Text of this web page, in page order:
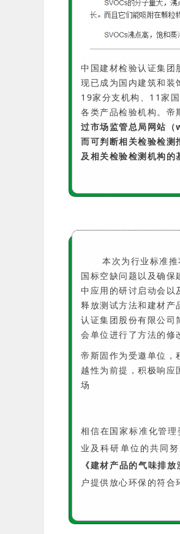
中国建材检验认证集团
现已成为国内建筑和装
19家分支机构、11家
各类产品检验机构。帝
过市场监管总局网站
而可判断相关检验检
及相关检验检测机构的
本次为行业标准
国标空缺问题以及确保
中应用的研讨启动会以
释放测试方法和建材产
认证集团股份有限公司
会单位进行了方法的修
帝斯固作为受邀单位，
越性为前提，积极响应
场
相信在国家标准化管
业及科研单位的共同努
《建材产品的气味排
户提供放心环保的符合